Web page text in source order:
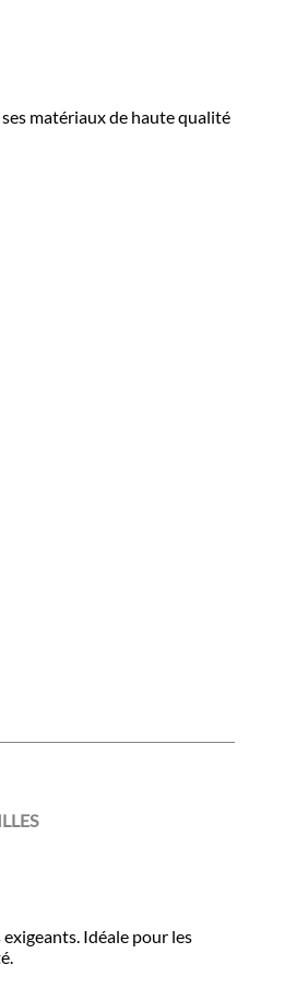
matériaux de haute qualité
Idéale pour les